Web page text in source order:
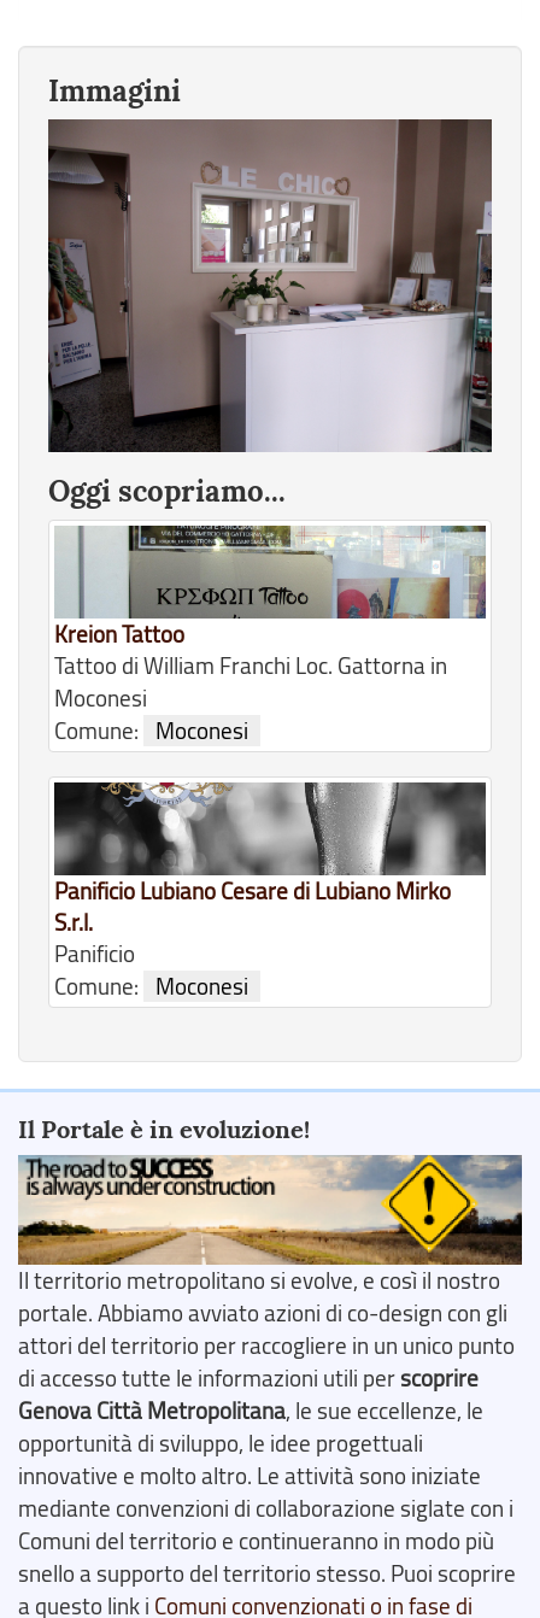
Immagini
Oggi scopriamo...
Kreion Tattoo
Tattoo di William Franchi Loc. Gattorna in
Moconesi
Comune:
Moconesi
Panificio Lubiano Cesare di Lubiano Mirko
S.r.l.
Panificio
Comune:
Moconesi
Il Portale è in evoluzione!
Il territorio metropolitano si evolve, e così il nostro
portale. Abbiamo avviato azioni di co-design con gli
attori del territorio per raccogliere in un unico punto
di accesso tutte le informazioni utili perscoprire
Genova Città Metropolitana, le sue eccellenze, le
opportunità di sviluppo, le idee progettuali
innovative e molto altro. Le attività sono iniziate
mediante convenzioni di collaborazione siglate con i
Comuni del territorio e continueranno in modo più
snello a supporto del territorio stesso. Puoi scoprire
a questo link i Comuni convenzionati o in fase di